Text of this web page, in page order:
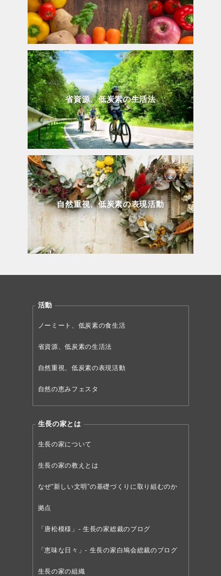
省資源、低炭素の生活法
自然重視、低炭素の表現活動
活動
ノーミート、低炭素の食生活
省資源、低炭素の生活法
自然重視、低炭素の表現活動
自然の恵みフェスタ
生長の家とは
生長の家について
生長の家の教えとは
なぜ“新しい文明”の基礎づくりに取り組むのか
拠点
「唐松模様」- 生長の家総裁のブログ
「恵味な日々」- 生長の家白鳩会総裁のブログ
生長の家の組織